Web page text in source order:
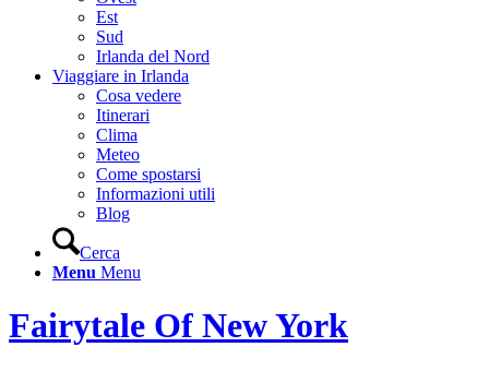
Est
Sud
Irlanda del Nord
Viaggiare in Irlanda
Cosa vedere
Itinerari
Clima
Meteo
Come spostarsi
Informazioni utili
Blog
Cerca
Menu Menu
Fairytale Of New York